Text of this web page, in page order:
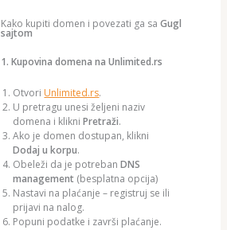
Kako kupiti domen i povezati ga saGugl
sajtom
1. Kupovina domena na Unlimited.rs
Otvori Unlimited.rs.
U pretragu unesi željeni naziv
domena i klikniPretraži.
Ako je domen dostupan, klikni
Dodaj u korpu.
Obeleži da je potrebanDNS
management (besplatna opcija)
Nastavi na plaćanje – registruj se ili
prijavi na nalog.
Popuni podatke i završi plaćanje.